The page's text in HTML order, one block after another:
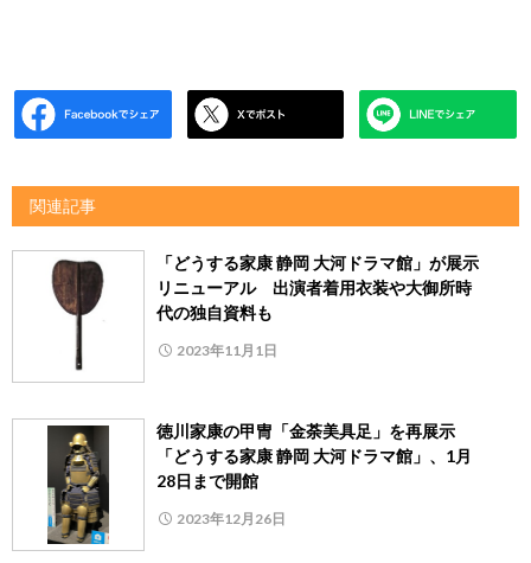
関連記事
「どうする家康 静岡 大河ドラマ館」が展示
リニューアル 出演者着用衣装や大御所時
代の独自資料も
2023年11月1日
徳川家康の甲冑「金荼美具足」を再展示
「どうする家康 静岡 大河ドラマ館」、1月
28日まで開館
2023年12月26日